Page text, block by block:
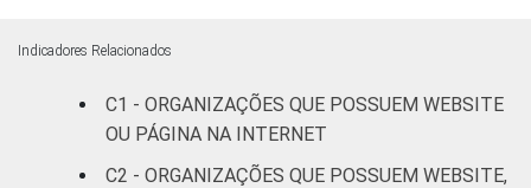
Educação e
Indicadores Relacionados
C1 - ORGANIZAÇÕES QUE POSSUEM WEBSITE
OU PÁGINA NA INTERNET
C2 - ORGANIZAÇÕES QUE POSSUEM WEBSITE,